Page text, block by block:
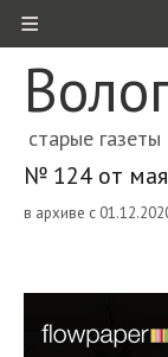
≡
старые газеты
№ 124 от
в архиве с